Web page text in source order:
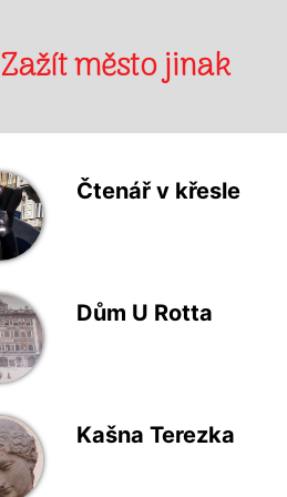
Zažít město jinak
Čtenář v křesle
Dům U Rotta
Kašna Terezka